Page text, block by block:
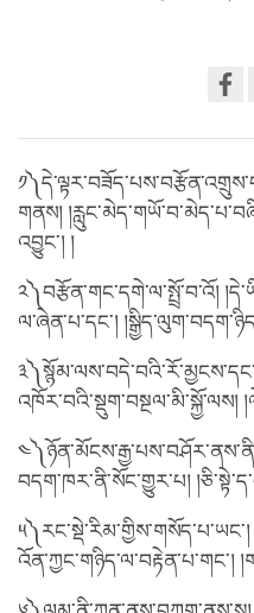
on
གནས།
འབྱུང་། །
༢༽བརྩོན་གང་དགེ་ལ་སྤྲོ་བ་འོ།
ལ་ཞེན་པ་དང་།
འཁོར་བའི་སྡུག་བསྔལ་མི་སྐྱོ་ལས།
བདག་ཁར་ནི་སོང་གྱུར་པ།
འོན་ཀྱང་གཉིད་ལ་བརྟེན་པ་གང་།